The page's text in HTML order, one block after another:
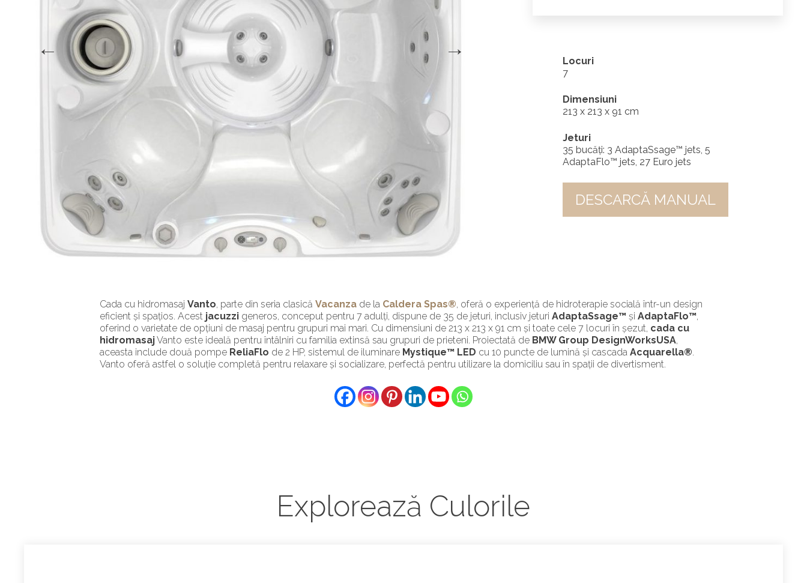
Locuri
7
Dimensiuni
213 x 213 x 91 cm
Jeturi
35 bucăți: 3 AdaptaSsage™ jets, 5
AdaptaFlo™ jets, 27 Euro jets
DESCARCĂ MANUAL
Cada cu hidromasajVanto, parte din seria clasicăVacanza de la Caldera Spas®, oferă o experiență de hidroterapie socială într-un design
eficient și spațios. Acest jacuzzi generos, conceput pentru 7 adulți, dispune de 35 de jeturi, inclusiv jeturiAdaptaSsage™ șiAdaptaFlo™,
oferind o varietate de opțiuni de masaj pentru grupuri mai mari. Cu dimensiuni de 213 x 213 x 91 cm și toate cele 7 locuri în șezut, cada cu
hidromasajVanto este ideală pentru întâlniri cu familia extinsă sau grupuri de prieteni. Proiectată de BMW Group DesignWorksUSA,
aceasta include două pompe ReliaFlo de 2 HP, sistemul de iluminare Mystique™ LED cu 10 puncte de lumină și cascadaAcquarella®.
Vanto oferă astfel o soluție completă pentru relaxare și socializare, perfectă pentru utilizare la domiciliu sau în spații de divertisment.
Explorează Culorile